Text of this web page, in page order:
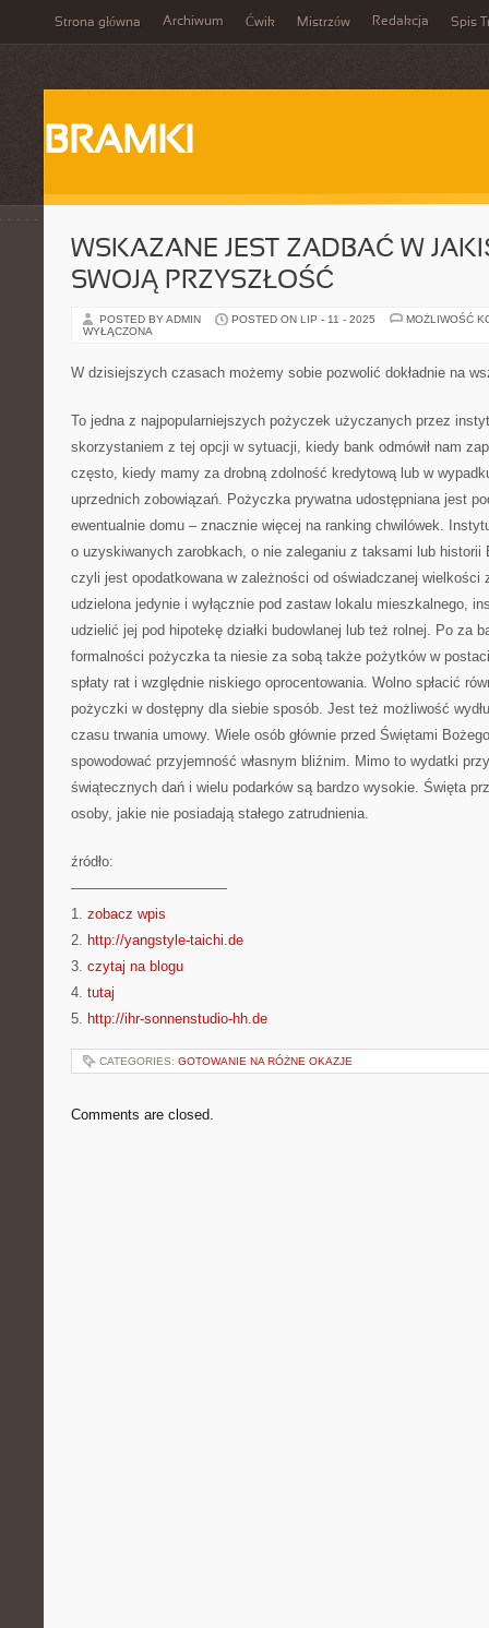
Strona główna Archiwum Ćwik Mistrzów Redakcja Spis
BRAMKI
WSKAZANE JEST ZADBAĆ W
SWOJĄ PRZYSZŁOŚĆ
POSTED BY ADMIN POSTED ON LIP - 11 - 2025
MOŻLIWOŚĆ
WYŁĄCZONA
W dzisiejszych czasach możemy sobie pozwolić dokładnie na
To jedna z najpopularniejszych pożyczek użyczanych przez
skorzystaniem z tej opcji w sytuacji, kiedy bank odmówił nam
często, kiedy mamy za drobną zdolność kredytową lub w
uprzednich zobowiązań. Pożyczka prywatna udostępniana jest
ewentualnie domu – znacznie więcej na ranking chwilówek.
o uzyskiwanych zarobkach, o nie zaleganiu z taksami lub
czyli jest opodatkowana w zależności od oświadczanej wielkości
udzielona jedynie i wyłącznie pod zastaw lokalu mieszkalnego,
udzielić jej pod hipotekę działki budowlanej lub też rolnej. Po za
formalności pożyczka ta niesie za sobą także pożytków w
spłaty rat i względnie niskiego oprocentowania. Wolno spłacić
pożyczki w dostępny dla siebie sposób. Jest też możliwość
czasu trwania umowy. Wiele osób głównie przed Świętami
spowodować przyjemność własnym bliźnim. Mimo to wydatki
świątecznych dań i wielu podarków są bardzo wysokie. Święta
osoby, jakie nie posiadają stałego zatrudnienia.
źródło:
———————————
1. zobacz wpis
2. http://yangstyle-taichi.de
3. czytaj na blogu
4. tutaj
5. http://ihr-sonnenstudio-hh.de
CATEGORIES: GOTOWANIE NA RÓŻNE OKAZJE
Comments are closed.